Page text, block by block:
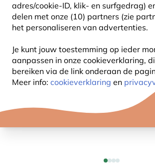
adres/cookie-ID, klik- en surfgedrag)
delen met onze (10) partners (zie
het personaliseren van advertenties.
Je kunt jouw toestemming op ieder
aanpassen in onze cookieverklaring,
bereiken via de link onderaan de
Meer info: cookieverklaring en